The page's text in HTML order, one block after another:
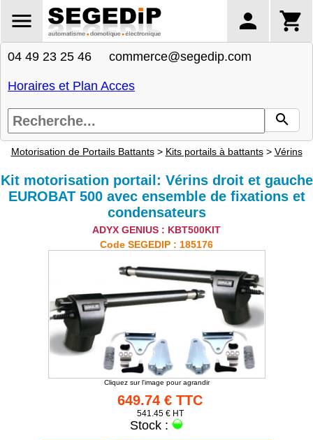
04 49 23 25 46 commerce@segedip.com
Horaires et Plan Acces
Motorisation de Portails Battants> Kits portails à battants> Vérins
Kit motorisation portail: Vérins droit et gauche
EUROBAT 500 avec ensemble de fixations et
condensateurs
ADYX GENIUS : KBT500KIT
Code SEGEDIP : 185176
Cliquez sur l'image pour agrandir
649.74 € TTC
541.45 € HT
Stock :